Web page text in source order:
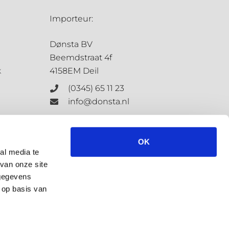
media te
onze site
basis van
OK
Importeur:
Dønsta BV
Beemdstraat 4f
4158EM Deil
(0345) 65 11 23
info@donsta.nl
Contactformulier